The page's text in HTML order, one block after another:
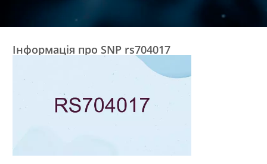
Інформація про SNP rs704017